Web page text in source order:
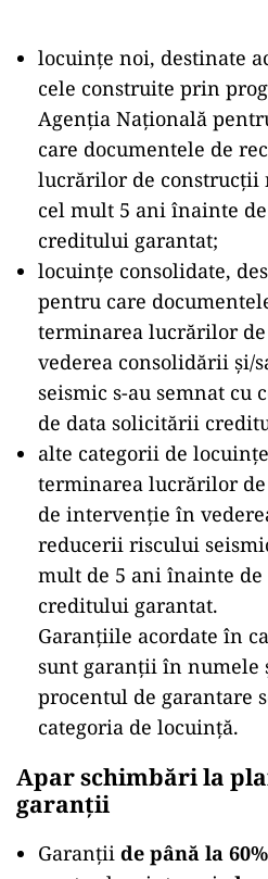
locuințe noi, destinate
cele construite prin
Agenția Națională
care documentele de
lucrărilor de construcții
cel mult 5 ani înainte
creditului garantat;
locuințe consolidate,
pentru care
terminarea lucrărilor
vederea consolidării și/
seismic s-au semnat cu
de data solicitării
alte categorii de
terminarea lucrărilor
de intervenție în
reducerii riscului
mult de 5 ani înainte
creditului garantat.
Garanțiile acordate în
sunt garanții în numele
procentul de garantare
categoria de locuință.
Apar schimbări la
garanții
Garanții de până la 60%